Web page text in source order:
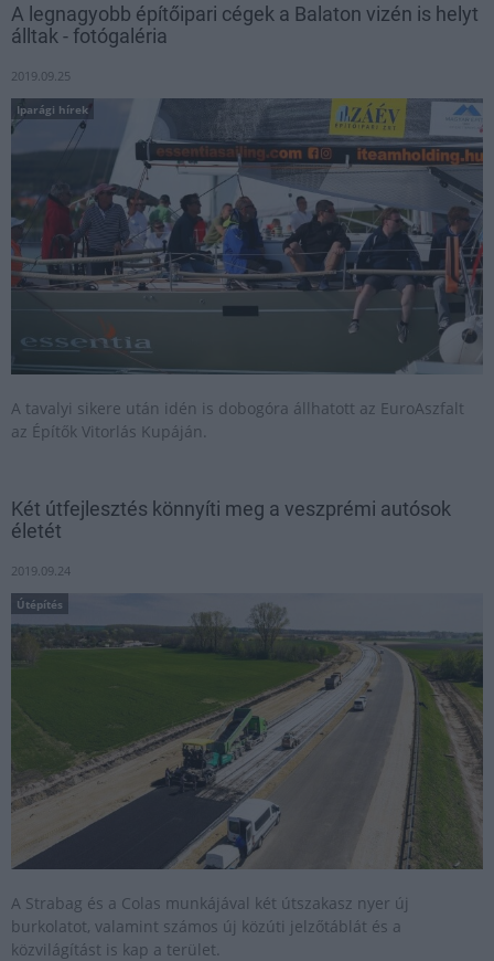
A legnagyobb építőipari cégek a Balaton vizén is helyt
álltak - fotógaléria
2019.09.25
Iparági hírek
A tavalyi sikere után idén is dobogóra állhatott az EuroAszfalt
az Építők Vitorlás Kupáján.
Két útfejlesztés könnyíti meg a veszprémi autósok
életét
2019.09.24
Útépítés
A Strabag és a Colas munkájával két útszakasz nyer új
burkolatot, valamint számos új közúti jelzőtáblát és a
közvilágítást is kap a terület.